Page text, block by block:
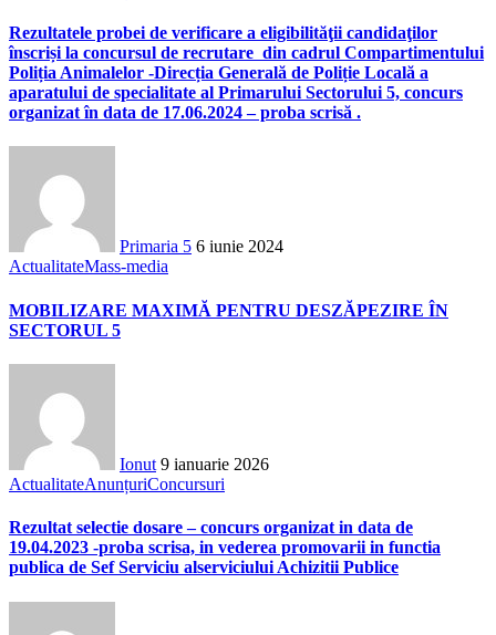
Rezultatele probei de verificare a eligibilităţii candidaţilor
înscriși la concursul de recrutare din cadrul Compartimentului
Poliția Animalelor -Direcția Generală de Poliție Locală a
aparatului de specialitate al Primarului Sectorului 5, concurs
organizat în data de 17.06.2024 – proba scrisă .
Primaria 5 6 iunie 2024
ActualitateMass-media
MOBILIZARE MAXIMĂ PENTRU DESZĂPEZIRE ÎN
SECTORUL 5
Ionut 9 ianuarie 2026
ActualitateAnunțuriConcursuri
Rezultat selectie dosare – concurs organizat in data de
19.04.2023 -proba scrisa, in vederea promovarii in functia
publica de Sef Serviciu alserviciului Achizitii Publice